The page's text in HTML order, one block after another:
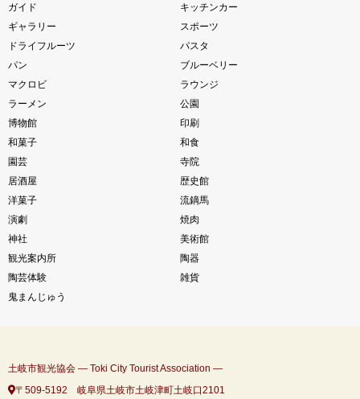
ガイド
キッチンカー
ギャラリー
スポーツ
ドライフルーツ
パスタ
パン
ブルーベリー
マクロビ
ラウンジ
ラーメン
公園
博物館
印刷
和菓子
和食
園芸
寺院
居酒屋
歴史館
洋菓子
流鏑馬
演劇
焼肉
神社
美術館
観光案内所
陶器
陶芸体験
雑貨
鬼まんじゅう
土岐市観光協会 ― Toki City Tourist Association ―
〒509-5192 岐阜県土岐市土岐津町土岐口2101